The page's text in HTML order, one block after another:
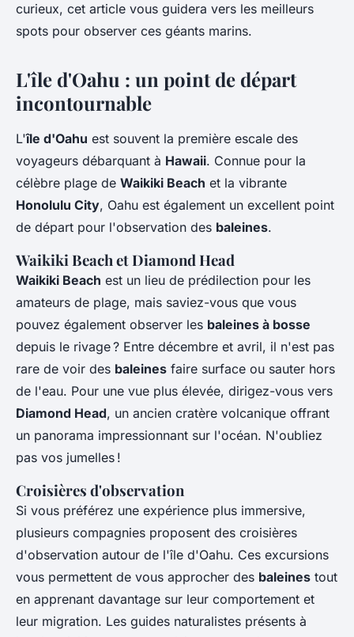
curieux, cet article vous guidera vers les meilleurs
spots pour observer ces géants marins.
L'île d'Oahu : un point de départ
incontournable
L'île d'Oahu est souvent la première escale des
voyageurs débarquant à Hawaii. Connue pour la
célèbre plage de Waikiki Beach et la vibrante
Honolulu City, Oahu est également un excellent point
de départ pour l'observation des baleines.
Waikiki Beach et Diamond Head
Waikiki Beach est un lieu de prédilection pour les
amateurs de plage, mais saviez-vous que vous
pouvez également observer les baleines à bosse
depuis le rivage ? Entre décembre et avril, il n'est pas
rare de voir des baleines faire surface ou sauter hors
de l'eau. Pour une vue plus élevée, dirigez-vous vers
Diamond Head, un ancien cratère volcanique offrant
un panorama impressionnant sur l'océan. N'oubliez
pas vos jumelles !
Croisières d'observation
Si vous préférez une expérience plus immersive,
plusieurs compagnies proposent des croisières
d'observation autour de l'île d'Oahu. Ces excursions
vous permettent de vous approcher des baleines tout
en apprenant davantage sur leur comportement et
leur migration. Les guides naturalistes présents à